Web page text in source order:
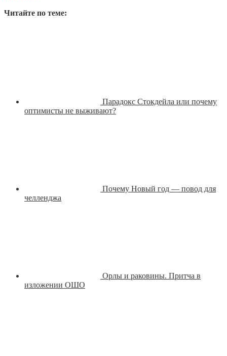
Читайте по теме:
Парадокс Стокдейла или почему
оптимисты не выживают?
Почему Новый год — повод для
челленджа
Орлы и раковины. Притча в
изложении ОШО